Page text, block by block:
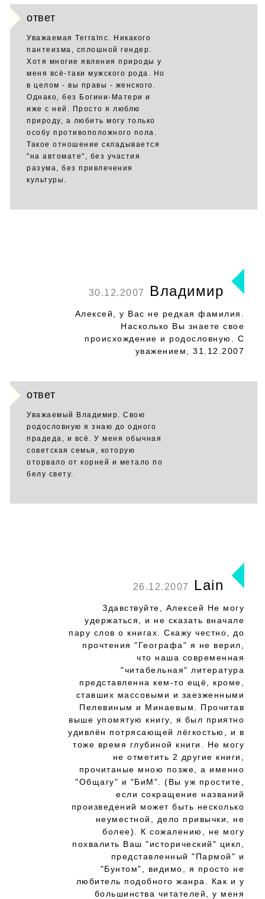
ответ
Уважаемая TerraInc. Никакого
пантеизма, сплошной гендер.
Хотя многие явления природы у
меня всё-таки мужского рода. Но
в целом - вы правы - женского.
Однако, без Богини-Матери и
иже с ней. Просто я люблю
природу, а любить могу только
особу противоположного пола.
Такое отношение складывается
"на автомате", без участия
разума, без привлечения
культуры.
30.12.2007 Владимир
Алексей, у Вас не редкая фамилия.
Насколько Вы знаете свое
происхождение и родословную. С
уважением, 31.12.2007
ответ
Уважаемый Владимир. Свою
родословную я знаю до одного
прадеда, и всё. У меня обычная
советская семья, которую
оторвало от корней и метало по
белу свету.
26.12.2007 Lain
Здавствуйте, Алексей Не могу
удержаться, и не сказать вначале
пару слов о книгах. Скажу честно, до
прочтения "Географа" я не верил,
что наша современная
"читабельная" литература
представленна кем-то ещё, кроме,
ставших массовыми и заезженными
Пелевиным и Минаевым. Прочитав
выше упомятую книгу, я был приятно
удивлён потрясающей лёгкостью, и в
тоже время глубиной книги. Не могу
не отметить 2 другие книги,
прочитаные мною позже, а именно
"Общагу" и "БиМ". (Вы уж простите,
если сокращение названий
произведений может быть несколько
неуместной, дело привычки, не
более). К сожалению, не могу
похвалить Ваш "исторический" цикл,
представленный "Пармой" и
"Бунтом", видимо, я просто не
любитель подобного жанра. Как и у
большинства читателей, у меня